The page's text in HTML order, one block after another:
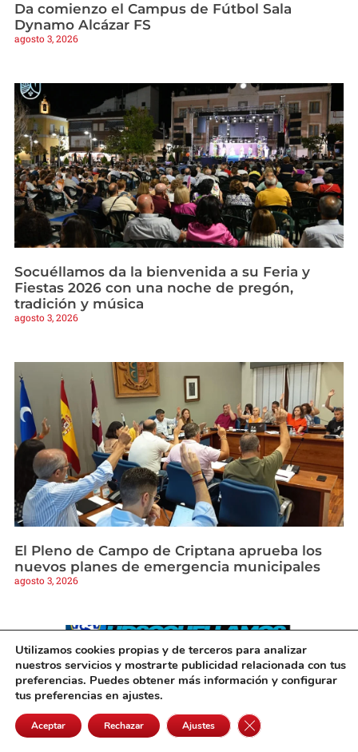
Da comienzo el Campus de Fútbol Sala
Dynamo Alcázar FS
agosto 3, 2026
Socuéllamos da la bienvenida a su Feria y
Fiestas 2026 con una noche de pregón,
tradición y música
agosto 3, 2026
El Pleno de Campo de Criptana aprueba los
nuevos planes de emergencia municipales
agosto 3, 2026
Utilizamos cookies propias y de terceros para analizar
nuestros servicios y mostrarte publicidad relacionada con tus
preferencias. Puedes obtener más información y configurar
tus preferencias en ajustes.
Aceptar Rechazar Ajustes Cerrar el banner de